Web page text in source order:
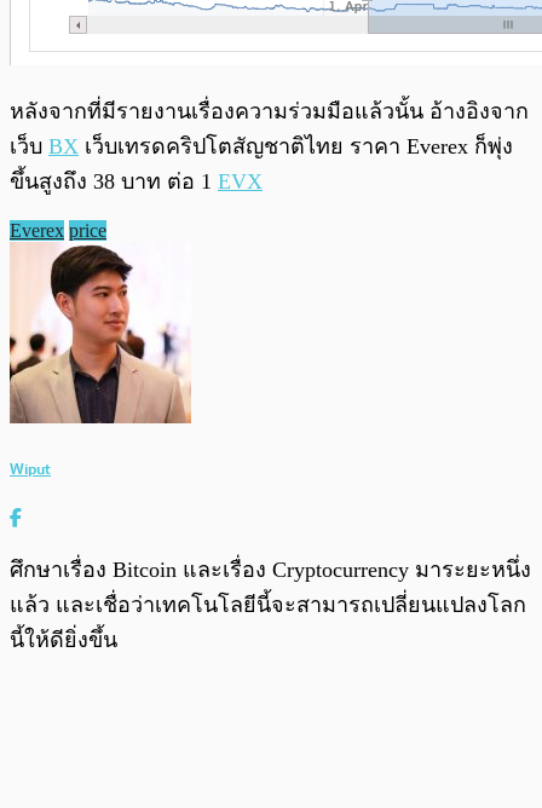
หลังจากที่มีรายงานเรื่องความร่วมมือแล้วนั้น อ้างอิงจาก
เว็บ BX เว็บเทรดคริปโตสัญชาติไทย ราคา Everex ก็พุ่ง
ขึ้นสูงถึง 38 บาท ต่อ 1 EVX
Everex price
Wiput
ศึกษาเรื่อง Bitcoin และเรื่อง Cryptocurrency มาระยะหนึ่ง
แล้ว และเชื่อว่าเทคโนโลยีนี้จะสามารถเปลี่ยนแปลงโลก
นี้ให้ดียิ่งขึ้น